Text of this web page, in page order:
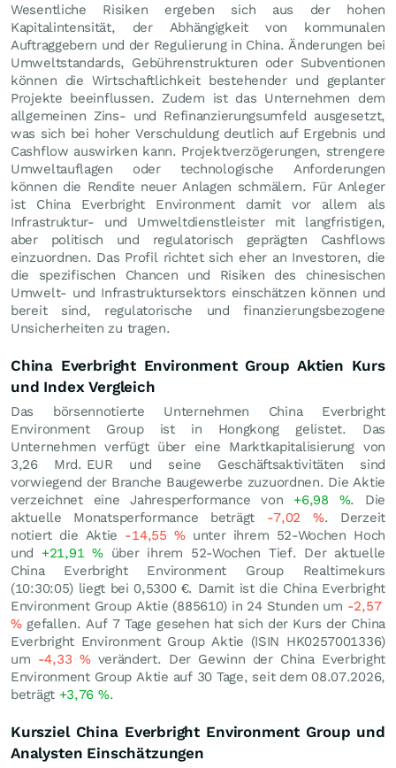
Wesentliche Risiken ergeben sich aus der hohen
Kapitalintensität, der Abhängigkeit von kommunalen
Auftraggebern und der Regulierung in China. Änderungen bei
Umweltstandards, Gebührenstrukturen oder Subventionen
können die Wirtschaftlichkeit bestehender und geplanter
Projekte beeinflussen. Zudem ist das Unternehmen dem
allgemeinen Zins- und Refinanzierungsumfeld ausgesetzt,
was sich bei hoher Verschuldung deutlich auf Ergebnis und
Cashflow auswirken kann. Projektverzögerungen, strengere
Umweltauflagen oder technologische Anforderungen
können die Rendite neuer Anlagen schmälern. Für Anleger
ist China Everbright Environment damit vor allem als
Infrastruktur- und Umweltdienstleister mit langfristigen,
aber politisch und regulatorisch geprägten Cashflows
einzuordnen. Das Profil richtet sich eher an Investoren, die
die spezifischen Chancen und Risiken des chinesischen
Umwelt- und Infrastruktursektors einschätzen können und
bereit sind, regulatorische und finanzierungsbezogene
Unsicherheiten zu tragen.
China Everbright Environment Group Aktien Kurs
und Index Vergleich
Das börsennotierte Unternehmen China Everbright
Environment Group ist in Hongkong gelistet. Das
Unternehmen verfügt über eine Marktkapitalisierung von
3,26 Mrd. EUR und seine Geschäftsaktivitäten sind
vorwiegend der Branche Baugewerbe zuzuordnen. Die Aktie
verzeichnet eine Jahresperformance von +6,98 %. Die
aktuelle Monatsperformance beträgt -7,02 %. Derzeit
notiert die Aktie -14,55 %unter ihrem 52-Wochen Hoch
und +21,91%über ihrem 52-Wochen Tief. Der aktuelle
China Everbright Environment Group Realtimekurs
(10:30:05) liegt bei 0,5300 €. Damit ist die China Everbright
Environment Group Aktie (885610) in 24 Stunden um -2,57
%gefallen. Auf 7 Tage gesehen hat sich der Kurs der China
Everbright Environment Group Aktie (ISIN HK0257001336)
um -4,33 %verändert. Der Gewinn der China Everbright
Environment Group Aktie auf 30 Tage, seit dem 08.07.2026,
beträgt +3,76 %.
Kursziel China Everbright Environment Group und
Analysten Einschätzungen